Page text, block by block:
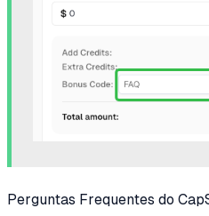
Perguntas Frequentes do